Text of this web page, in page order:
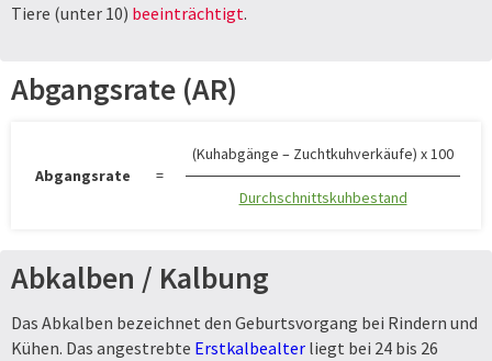
Tiere (unter 10) beeinträchtigt.
Abgangsrate (AR)
(Kuhabgänge – Zuchtkuhverkäufe) x 100
Abgangsrate
=
Durchschnittskuhbestand
Abkalben / Kalbung
Das Abkalben bezeichnet den Geburtsvorgang bei Rindern und
Kühen. Das angestrebte Erstkalbealter liegt bei 24 bis 26